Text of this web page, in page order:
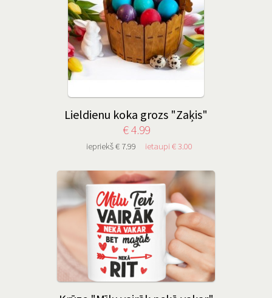
Lieldienu koka grozs "Zaķis"
€ 4.99
iepriekš € 7.99 ietaupi € 3.00